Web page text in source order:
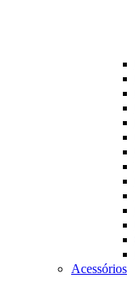
Acessórios